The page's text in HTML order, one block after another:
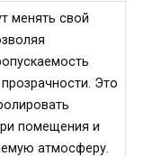
менять свой
Это
помещения и
атмосферу.